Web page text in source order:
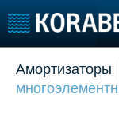
Судостроение
Амортизаторы